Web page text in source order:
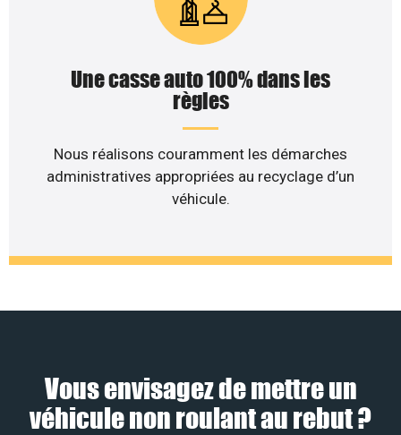
Une casse auto 100% dans les
règles
Nous réalisons couramment les démarches
administratives appropriées au recyclage d’un
véhicule.
Vous envisagez de mettre un
véhicule non roulant au rebut ?